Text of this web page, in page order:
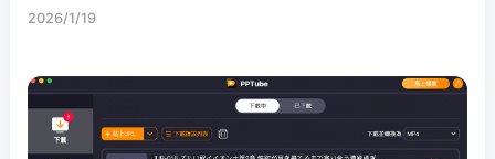
2026/1/19